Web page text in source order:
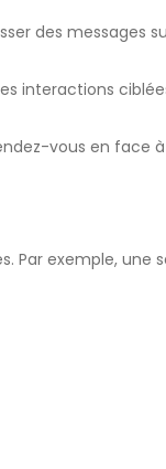
des messages
interactions
vous en face
Par exemple, une